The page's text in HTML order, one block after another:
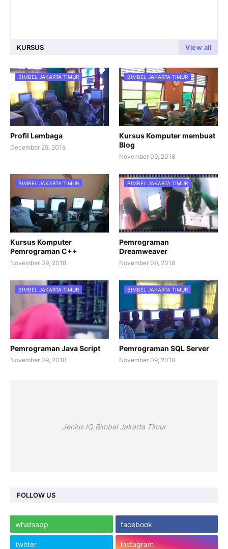
KURSUS View all
BIMBEL JAKARTA TIMUR
Profil Lembaga
December 25, 2018
BIMBEL JAKARTA TIMUR
Kursus Komputer membuat
Blog
November 09, 2018
BIMBEL JAKARTA TIMUR
Kursus Komputer
Pemrograman C++
November 09, 2018
BIMBEL JAKARTA TIMUR
Pemrograman
Dreamweaver
November 09, 2018
BIMBEL JAKARTA TIMUR
Pemrograman Java Script
November 09, 2018
BIMBEL JAKARTA TIMUR
Pemrograman SQL Server
November 09, 2018
Jenius IQ Bimbel Jakarta Timur
FOLLOW US
whatsapp facebook
twitter instagram